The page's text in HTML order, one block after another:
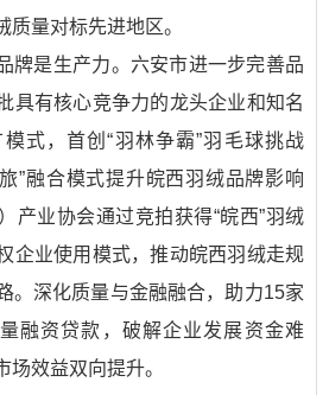
质量对标先进地区。
牌是生产力。六安市进一步完善品
具有核心竞争力的龙头企业和知名
式，首创“羽林争霸”羽毛球挑战
”融合模式提升皖西羽绒品牌影响
产业协会通过竞拍获得“皖西”羽绒
企业使用模式，推动皖西羽绒走规
。深化质量与金融融合，助力15家
融资贷款，破解企业发展资金难
效益双向提升。